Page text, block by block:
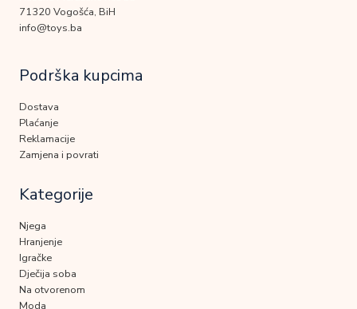
71320 Vogošća, BiH
info@toys.ba
Podrška kupcima
Dostava
Plaćanje
Reklamacije
Zamjena i povrati
Kategorije
Njega
Hranjenje
Igračke
Dječija soba
Na otvorenom
Moda